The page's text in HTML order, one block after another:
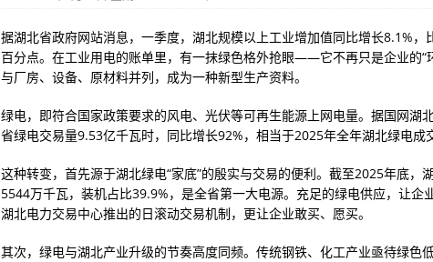
据湖北省政府网站消息，一季度，湖北规模以上工业增加值同比增长8.1%，
百分点。在工业用电的账单里，有一抹绿色格外抢眼——它不再只是企业的“
与厂房、设备、原材料并列，成为一种新型生产资料。
绿电，即符合国家政策要求的风电、光伏等可再生能源上网电量。据国网湖
省绿电交易量9.53亿千瓦时，同比增长92%，相当于2025年全年湖北绿电成
这种转变，首先源于湖北绿电“家底”的殷实与交易的便利。截至2025年底，
5544万千瓦，装机占比39.9%，是全省第一大电源。充足的绿电供应，让企
湖北电力交易中心推出的日滚动交易机制，更让企业敢买、愿买。
其次，绿电与湖北产业升级的节奏高度同频。传统钢铁、化工产业亟待绿色